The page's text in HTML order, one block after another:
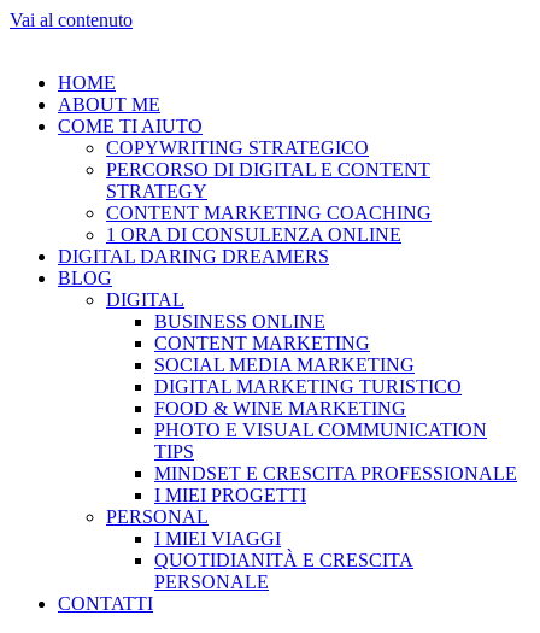
Vai al contenuto
HOME
ABOUT ME
COME TI AIUTO
COPYWRITING STRATEGICO
PERCORSO DI DIGITAL E CONTENT
STRATEGY
CONTENT MARKETING COACHING
1 ORA DI CONSULENZA ONLINE
DIGITAL DARING DREAMERS
BLOG
DIGITAL
BUSINESS ONLINE
CONTENT MARKETING
SOCIAL MEDIA MARKETING
DIGITAL MARKETING TURISTICO
FOOD & WINE MARKETING
PHOTO E VISUAL COMMUNICATION
TIPS
MINDSET E CRESCITA PROFESSIONALE
I MIEI PROGETTI
PERSONAL
I MIEI VIAGGI
QUOTIDIANITÀ E CRESCITA
PERSONALE
CONTATTI